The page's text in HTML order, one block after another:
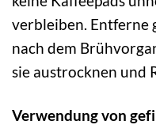
verbleiben. Entferne
nach dem
sie austrocknen und
Verwendung von